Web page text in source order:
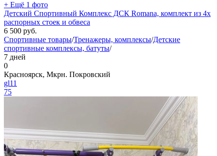
+ Ещё 1 фото
Детский Спортивный Комплекс ДСК Romana, комплект из 4х
распорных стоек и обвеса
6 500 руб.
Спортивные товары/Тренажеры, комплексы/Детские
спортивные комплексы, батуты/
7 дней
0
Красноярск, Мкрн. Покровский
gl11
75